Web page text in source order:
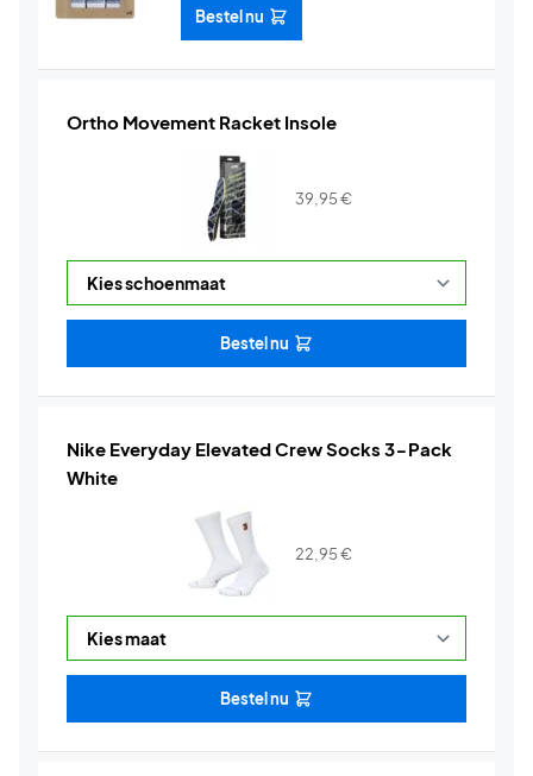
Bestel nu
Ortho Movement Racket Insole
39,95€
Bestel nu
Nike Everyday Elevated Crew Socks 3-Pack
White
22,95€
Bestel nu